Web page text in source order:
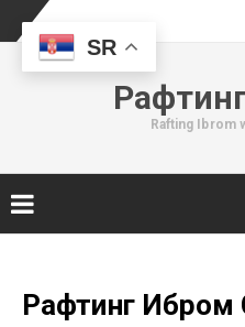
Rafting Ibrom
contentРафтинг Ибром
SR